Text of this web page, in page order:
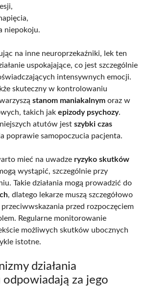
niepokoju.
na inne neuroprzekaźniki, lek ten
uspokajające, co jest szczególnie
intensywnych emocji.
skuteczny w kontrolowaniu
stanom maniakalnym oraz w
takich jak epizody psychozy.
atutów jest szybki czas
poprawie samopoczucia pacjenta.
mieć na uwadze ryzyko skutków
wystąpić, szczególnie przy
Takie działania mogą prowadzić do
, dlatego lekarze muszą szczegółowo
przed rozpoczęciem
Regularne monitorowanie
możliwych skutków ubocznych
istotne.
działania
za jego